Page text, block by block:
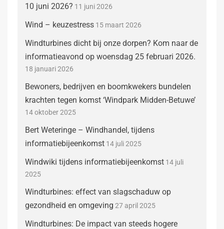
10 juni 2026? 11 juni 2026
Wind – keuzestress 15 maart 2026
Windturbines dicht bij onze dorpen? Kom naar de
informatieavond op woensdag 25 februari 2026.
18 januari 2026
Bewoners, bedrijven en boomkwekers bundelen
krachten tegen komst ‘Windpark Midden-Betuwe’
14 oktober 2025
Bert Weteringe – Windhandel, tijdens
informatiebijeenkomst 14 juli 2025
Windwiki tijdens informatiebijeenkomst 14 juli
2025
Windturbines: effect van slagschaduw op
gezondheid en omgeving 27 april 2025
Windturbines: De impact van steeds hogere